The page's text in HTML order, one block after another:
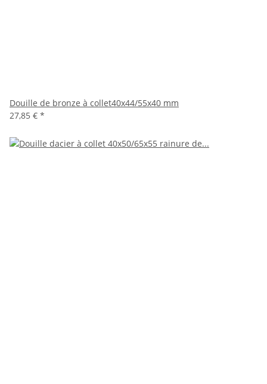
Douille de bronze à collet40x44/55x40 mm
27,85 € *